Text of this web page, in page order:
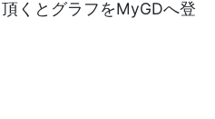
くとグラフをMyGDへ登